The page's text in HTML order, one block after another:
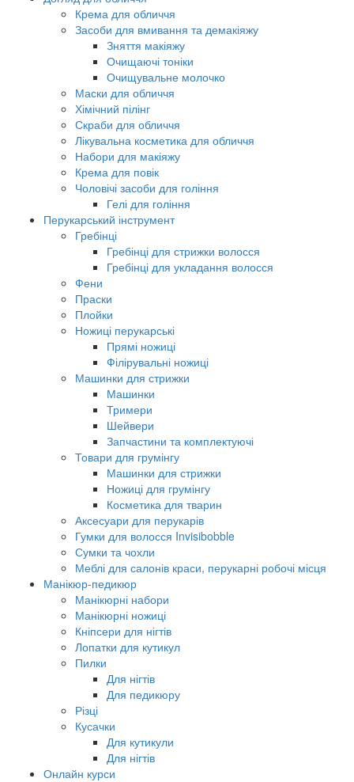
Крема для обличчя
Засоби для вмивання та демакіяжу
Зняття макіяжу
Очищаючі тоніки
Очищувальне молочко
Маски для обличчя
Хімічний пілінг
Скраби для обличчя
Лікувальна косметика для обличчя
Набори для макіяжу
Крема для повік
Чоловічі засоби для гоління
Гелі для гоління
Перукарський інструмент
Гребінці
Гребінці для стрижки волосся
Гребінці для укладання волосся
Фени
Праски
Плойки
Ножиці перукарські
Прямі ножиці
Філірувальні ножиці
Машинки для стрижки
Машинки
Тримери
Шейвери
Запчастини та комплектуючі
Товари для грумінгу
Машинки для стрижки
Ножиці для грумінгу
Косметика для тварин
Аксесуари для перукарів
Гумки для волосся Invisibobble
Сумки та чохли
Меблі для салонів краси, перукарні робочі місця
Манікюр-педикюр
Манікюрні набори
Манікюрні ножиці
Кніпсери для нігтів
Лопатки для кутикул
Пилки
Для нігтів
Для педикюру
Різці
Кусачки
Для кутикули
Для нігтів
Онлайн курси